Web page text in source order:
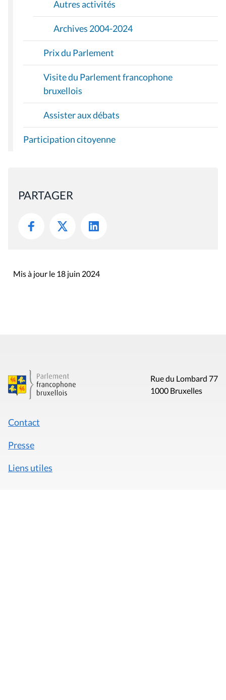
Autres activités
Archives 2004-2024
Prix du Parlement
Visite du Parlement francophone
bruxellois
Assister aux débats
Participation citoyenne
PARTAGER
Mis à jour le 18 juin 2024
Rue du Lombard 77
1000 Bruxelles
Contact
Presse
Liens utiles